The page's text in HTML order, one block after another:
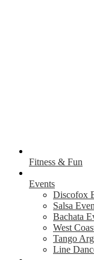
Fitness & Fun
Events
Discofox
Salsa
Bachata
West
Tango
Line